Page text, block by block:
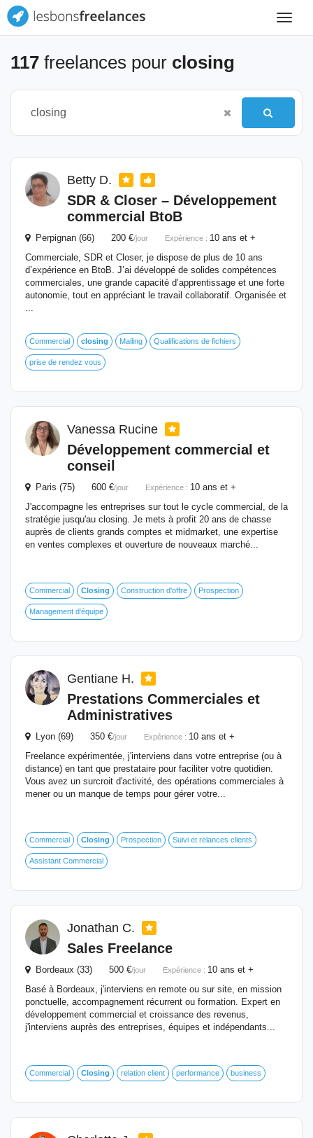
Toggle
117 freelances pour closing
Betty D.
SDR & Closer – Développement
commercial BtoB
Perpignan (66) 200 €/jour Expérience : 10 ans et +
Commerciale, SDR et Closer, je dispose de plus de 10 ans
d’expérience en BtoB. J’ai développé de solides compétences
commerciales, une grande capacité d’apprentissage et une forte
autonomie, tout en appréciant le travail collaboratif. Organisée et
...
Commercial closing Mailing Qualifications de fichiers
prise de rendez vous
Vanessa Rucine
Développement commercial et
conseil
Paris (75) 600 €/jour Expérience : 10 ans et +
J'accompagne les entreprises sur tout le cycle commercial, de la
stratégie jusqu'au closing. Je mets à profit 20 ans de chasse
auprès de clients grands comptes et midmarket, une expertise
en ventes complexes et ouverture de nouveaux marché...
Commercial Closing Construction d'offre Prospection
Management d'équipe
Gentiane H.
Prestations Commerciales et
Administratives
Lyon (69) 350 €/jour Expérience : 10 ans et +
Freelance expérimentée, j'interviens dans votre entreprise (ou à
distance) en tant que prestataire pour faciliter votre quotidien.
Vous avez un surcroit d'activité, des opérations commerciales à
mener ou un manque de temps pour gérer votre...
Commercial Closing Prospection Suivi et relances clients
Assistant Commercial
Jonathan C.
Sales Freelance
Bordeaux (33) 500 €/jour Expérience : 10 ans et +
Basé à Bordeaux, j'interviens en remote ou sur site, en mission
ponctuelle, accompagnement récurrent ou formation. Expert en
développement commercial et croissance des revenus,
j'interviens auprès des entreprises, équipes et indépendants...
Commercial Closing relation client performance business